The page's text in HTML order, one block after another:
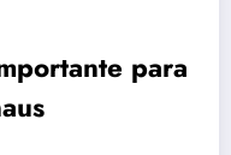
para